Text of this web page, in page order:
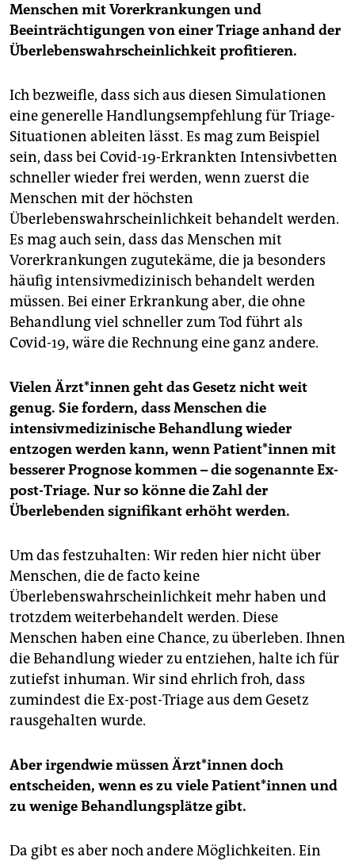
Menschen mit Vorerkrankungen und
Beeinträchtigungen von einer Triage anhand der
Überlebenswahrscheinlichkeit profitieren.
Ich bezweifle, dass sich aus diesen Simulationen
eine generelle Handlungsempfehlung für Triage-
Situationen ableiten lässt. Es mag zum Beispiel
sein, dass bei Covid-19-Erkrankten Intensivbetten
schneller wieder frei werden, wenn zuerst die
Menschen mit der höchsten
Überlebenswahrscheinlichkeit behandelt werden.
Es mag auch sein, dass das Menschen mit
Vorerkrankungen zugutekäme, die ja besonders
häufig intensivmedizinisch behandelt werden
müssen. Bei einer Erkrankung aber, die ohne
Behandlung viel schneller zum Tod führt als
Covid-19, wäre die Rechnung eine ganz andere.
Vielen Ärz­t*in­nen geht das Gesetz nicht weit
genug. Sie fordern, dass Menschen die
intensivmedizinische Behandlung wieder
entzogen werden kann, wenn Pa­ti­en­t*in­nen mit
besserer Prognose kommen – die sogenannte Ex-
post-Triage. Nur so könne die Zahl der
Überlebenden signifikant erhöht werden.
Um das festzuhalten: Wir reden hier nicht über
Menschen, die de facto keine
Überlebenswahrscheinlichkeit mehr haben und
trotzdem weiterbehandelt werden. Diese
Menschen haben eine Chance, zu überleben. Ihnen
die Behandlung wieder zu entziehen, halte ich für
zutiefst inhuman. Wir sind ehrlich froh, dass
zumindest die Ex-post-Triage aus dem Gesetz
rausgehalten wurde.
Aber irgendwie müssen Ärz­t*in­nen doch
entscheiden, wenn es zu viele Pa­ti­en­t*in­nen und
zu wenige Behandlungsplätze gibt.
Da gibt es aber noch andere Möglichkeiten. Ein